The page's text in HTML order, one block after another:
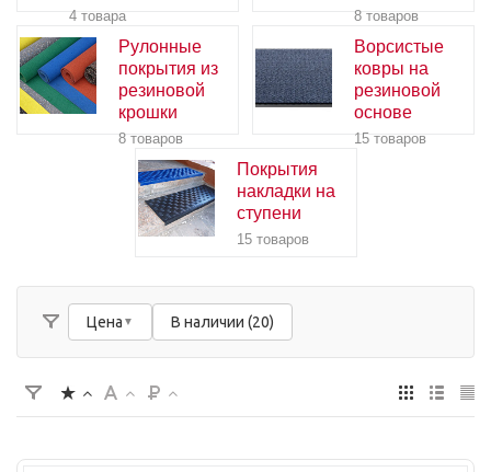
4 товара 8 товаров
Рулонные
покрытия из
резиновой
крошки
8 товаров
Ворсистые
ковры на
резиновой
основе
15 товаров
Покрытия
накладки на
ступени
15 товаров
Цена В наличии (20)
Аккумуляторы аккумуляторные батареи для ИБП